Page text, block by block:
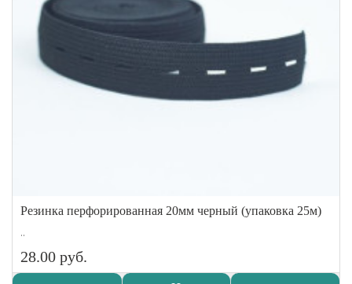
Резинка перфорированная 20мм черный (упаковка 25м)
..
28.00 руб.